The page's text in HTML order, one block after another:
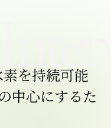
リー
を持続可能
中心にするた